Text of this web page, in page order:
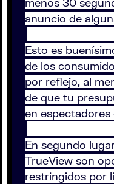
menos 30
anuncio de
Esto es
de los
por reflejo, al
de que tu
en espectadores
En segundo
TrueView son
restringidos por